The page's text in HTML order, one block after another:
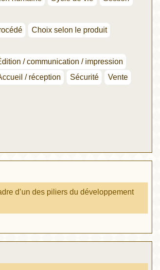
Choix selon le produit
/ communication / impression
/ réception Sécurité
Vente
d’un des piliers du développement